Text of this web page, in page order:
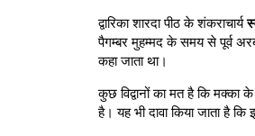
द्वारिका शारदा पीठ के शंकराचार्य
पैगम्बर मुहम्मद के समय से पूर्व
कहा जाता था।
कुछ विद्वानों का मत है कि
है। यह भी दावा किया जाता है